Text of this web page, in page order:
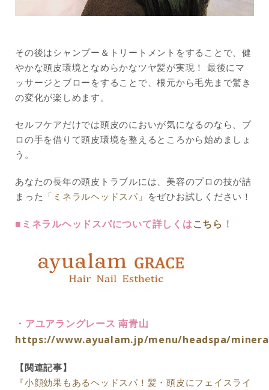
その後はシャンプー＆トリートメントをすることで、健
やかな頭皮環境となめらかなツヤ髪が実現！ 最後にマ
ッサージとブローをすることで、根元から毛先まで驚き
の変化が楽しめます。
セルフケアだけでは頭皮のにおいが気になるのなら、プ
ロの手を借りて頭皮環境を整えるところから始めましょ
う。
あなたの長年の頭皮トラブルには、美容のプロの技が詰
まった「 ミネラルヘッドスパ」をぜひお試しください！
■ミネラルヘッドスパについて詳しくはこちら ！
・アユアラングレース 南青山
https://www.ayualam.jp/menu/headspa/
【関連記事】
『小顔効果もあるヘッドスパ！髪・頭皮にフェイスライ